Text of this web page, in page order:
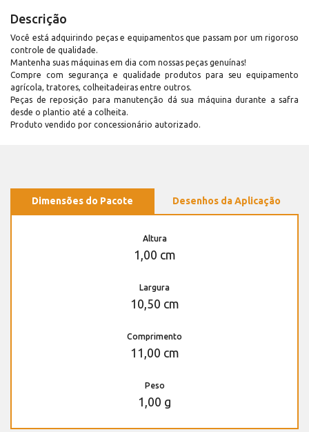
Descrição
Você está adquirindo peças e equipamentos que passam por um rigoroso
controle de qualidade.
Mantenha suas máquinas em dia com nossas peças genuínas!
Compre com segurança e qualidade produtos para seu equipamento
agrícola, tratores, colheitadeiras entre outros.
Peças de reposição para manutenção dá sua máquina durante a safra
desde o plantio até a colheita.
Produto vendido por concessionário autorizado.
Dimensões do Pacote Desenhos da Aplicação
Altura
1,00 cm
Largura
10,50 cm
Comprimento
11,00 cm
Peso
1,00 g